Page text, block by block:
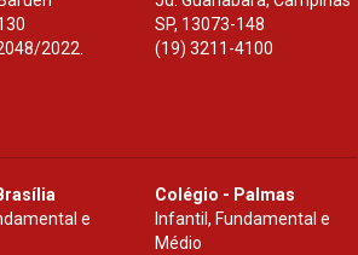
2022.
SP, 13073-148
(19) 3211-4100
e
Colégio - Palmas
Infantil, Fundamental e
Médio